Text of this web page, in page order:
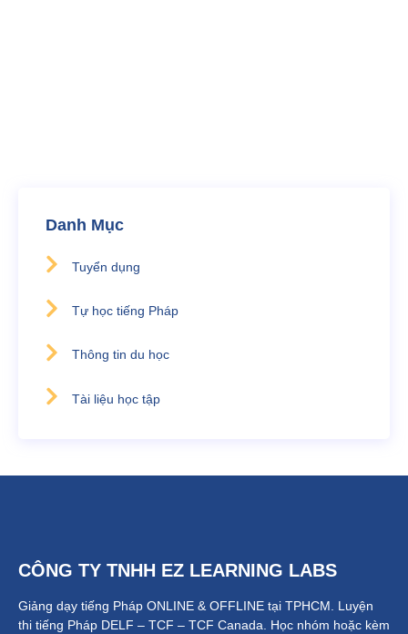
Danh Mục
Tuyển dụng
Tự học tiếng Pháp
Thông tin du học
Tài liệu học tập
CÔNG TY TNHH EZ LEARNING LABS
Giảng dạy tiếng Pháp ONLINE & OFFLINE tại TPHCM. Luyện
thi tiếng Pháp DELF – TCF – TCF Canada. Học nhóm hoặc kèm